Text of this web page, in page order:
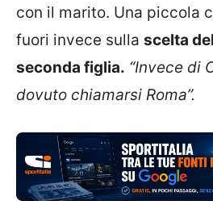
con il marito. Una piccola
fuori invece sulla scelta
seconda figlia. “Invece di
dovuto chiamarsi Roma”.